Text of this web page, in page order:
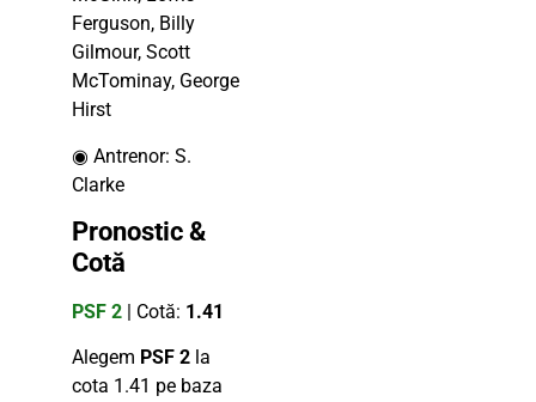
Ferguson, Billy
Gilmour, Scott
McTominay, George
Hirst
◉ Antrenor: S.
Clarke
Pronostic &
Cotă
PSF 2 | Cotă: 1.41
Alegem PSF 2 la
cota 1.41 pe baza